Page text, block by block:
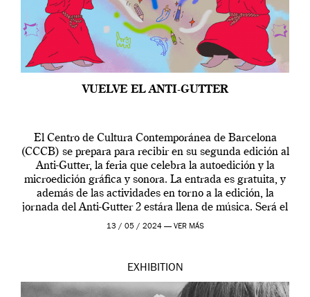
VUELVE EL ANTI-GUTTER
El Centro de Cultura Contemporánea de Barcelona
(CCCB) se prepara para recibir en su segunda edición al
Anti-Gutter, la feria que celebra la autoedición y la
microedición gráfica y sonora. La entrada es gratuita, y
además de las actividades en torno a la edición, la
jornada del Anti-Gutter 2 estára llena de música. Será el
[…]
13 / 05 / 2024 — VER MÁS
EXHIBITION